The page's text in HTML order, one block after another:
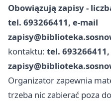
Obowiązują zapisy -
tel. 693266411, e-mail
kontaktu: tel.
Organizator zapewnia
trzeba nic zabierać poza